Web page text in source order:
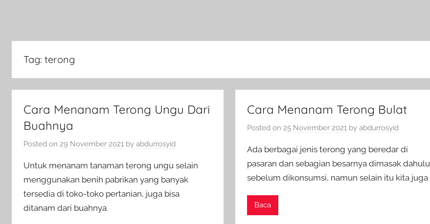
Tag: terong
Cara Menanam Terong Ungu Dari
Buahnya
Posted on 29 November 2021 by abdurrosyid
Untuk menanam tanaman terong ungu selain
menggunakan benih pabrikan yang banyak
tersedia di toko-toko pertanian, juga bisa
ditanam dari buahnya.
Cara Menanam Terong Bulat
Posted on 25 November 2021 byabdurrosyid
Ada berbagai jenis terong yang beredar di
pasaran dan sebagian besarnya dimasak dahulu
sebelum dikonsumsi, namun selain itu kita juga
Baca